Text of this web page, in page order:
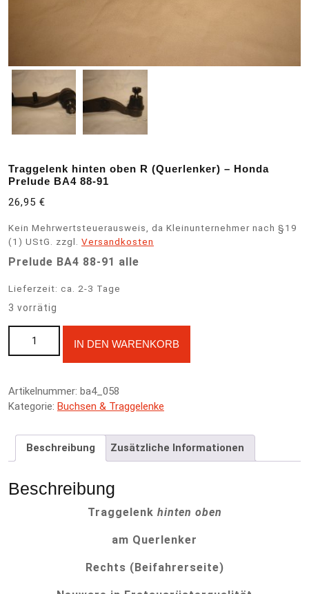
Traggelenk hinten oben R (Querlenker) – Honda
Prelude BA4 88-91
26,95 €
Kein Mehrwertsteuerausweis, da Kleinunternehmer nach §19
(1) UStG.
zzgl. Versandkosten
Prelude BA4 88-91 alle
Lieferzeit: ca. 2-3 Tage
3 vorrätig
91 Menge
IN DEN WARENKORB
t
i
Artikelnummer: ba4_058
Kategorie: Buchsen & Traggelenke
Beschreibung Zusätzliche Informationen
Beschreibung
Traggelenk hinten oben
am Querlenker
Rechts (Beifahrerseite)